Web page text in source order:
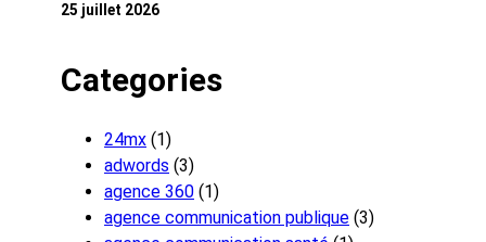
25 juillet 2026
Categories
24mx (1)
adwords (3)
agence 360 (1)
agence communication publique (3)